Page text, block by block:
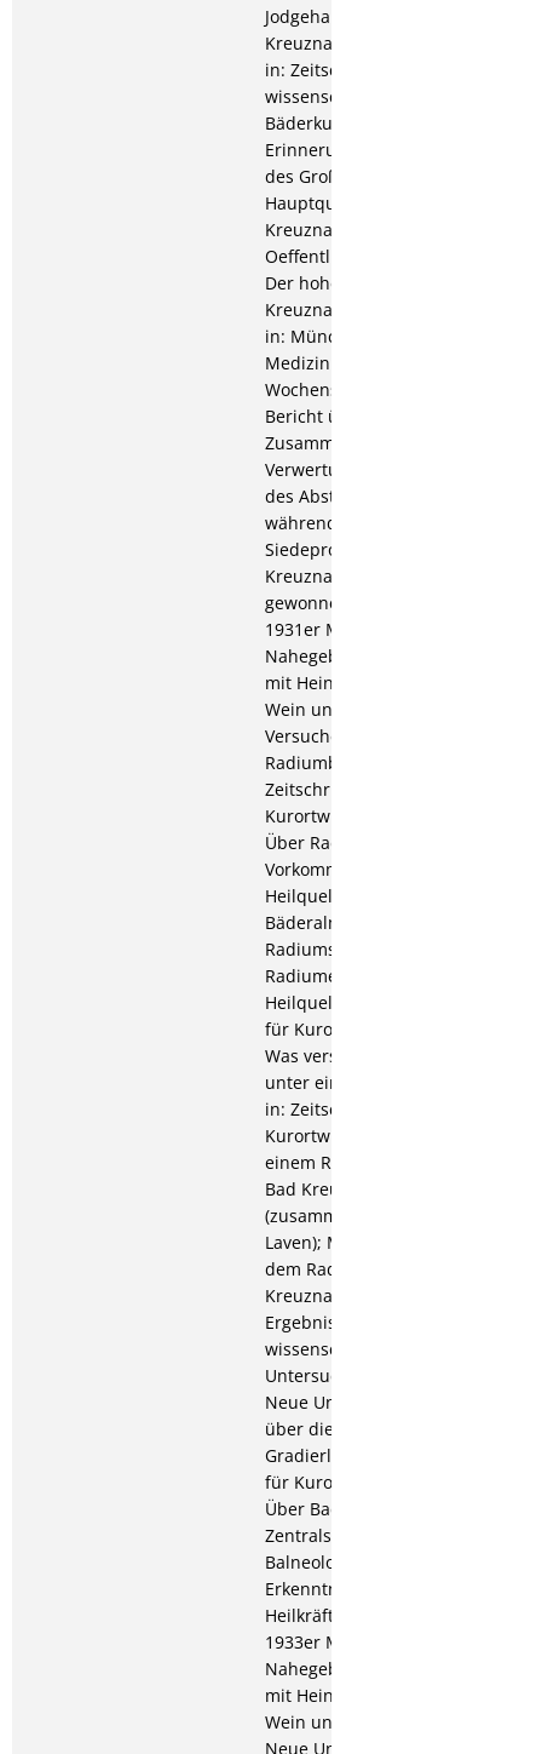
Jodgehalt der
Kreuznacher Gradierluft,
in: Zeitschrift für
wissenschaftliche
Bäderkunde; Persönliche
Erinnerungen an die Zeit
des Großen
Hauptquartiers in Bad
Kreuznach, in:
Oeffentlicher Anzeiger;
Der hohe Jodgehalt der
Kreuznacher Gradierluft,
in: Münchner
Medizinische
Wochenschrift; 1931:
Bericht über die
Zusammensetzung und
Verwertungsmöglichkeit
des Abstreichsalzes, das
während des
Siedeprozesses der
Kreuznacher Salinen
gewonnen wird; Die
1931er Moste des
Nahegebietes (zusammen
mit Heinrich Haase), in:
Wein und Rebe; Einige
Versuche über
Radiumbäder, in:
Zeitschrift für
Kurortwissenschaft; 1932:
Über Radium und sein
Vorkommen in
Heilquellen, in:
Bäderalmanach;
Radiumsalz und
Radiumemanation in den
Heilquellen, in: Zeitschrift
für Kurortwissenschaft;
Was versteht man heute
unter einem Radiumbad,
in: Zeitschrift für
Kurortwissenschaft; Aus
einem Radium-Hörbild in
Bad Kreuznach
(zusammen mit Dr.
Laven); Mitteilungen aus
dem Radium-Solbad
Kreuznach über die
Ergebnisse neuer
wissenschaftlicher
Untersuchungen; 1933:
Neue Untersuchungen
über die Heilkraft der
Gradierluft, in: Zeitschrift
für Kurortwissenschaft;
Über Badesalze, in:
Zentralstelle für
Balneologie; Neue
Erkenntnisse der
Heilkräfte in der Luft; Die
1933er Moste des
Nahegebietes (zusammen
mit Heinrich Haase), in:
Wein und Rebe; 1934:
Neue Untersuchungen